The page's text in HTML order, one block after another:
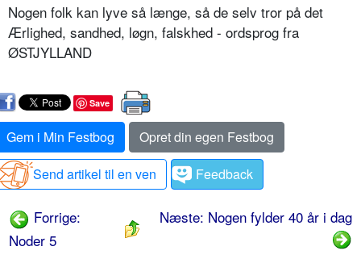
Nogen folk kan lyve så længe, så de selv tror på det
Ærlighed, sandhed, løgn, falskhed - ordsprog fra
ØSTJYLLAND
Save
Gem i Min Festbog
Opret din egen Festbog
Send artikel til en ven
Feedback
Forrige:
Noder 5
Næste: Nogen fylder 40 år i dag